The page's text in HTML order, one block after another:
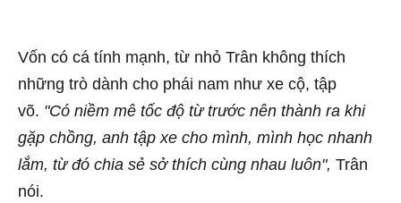
Vốn có cá tính mạnh, từ nhỏ Trân không thích
những trò dành cho phái nam như xe cộ, tập
võ. "Có niềm mê tốc độ từ trước nên thành ra khi
gặp chồng, anh tập xe cho mình, mình học nhanh
lắm, từ đó chia sẻ sở thích cùng nhau luôn", Trân
nói.